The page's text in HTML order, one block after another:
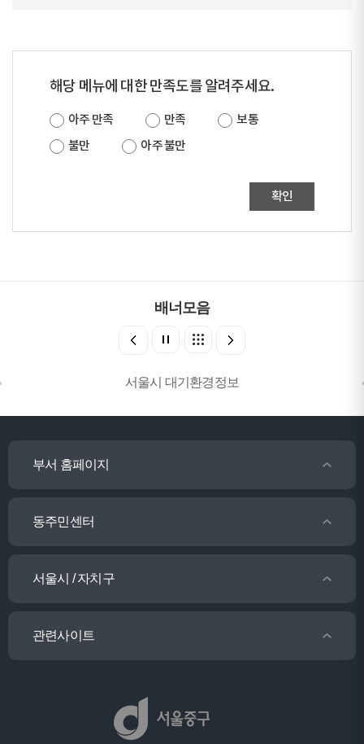
해당 메뉴에 대한 만족도를 알려주세요.
아주 만족 만족
보통
불만
아주 불만
확인
배너모음
서울시 대기환경정보
부서 홈페이지
동주민센터
서울시 / 자치구
관련사이트